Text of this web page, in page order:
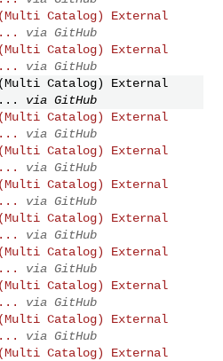
Catalog) External
via GitHub
Catalog) External
via GitHub
Catalog) External
via GitHub
Catalog) External
via GitHub
Catalog) External
via GitHub
Catalog) External
via GitHub
Catalog) External
via GitHub
Catalog) External
via GitHub
Catalog) External
via GitHub
Catalog) External
via GitHub
Catalog) External